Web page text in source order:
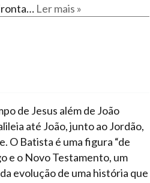
Ler mais »
de Jesus além de João
até João, junto ao Jordão,
O Batista é uma figura “de
e o Novo Testamento, um
evolução de uma história que